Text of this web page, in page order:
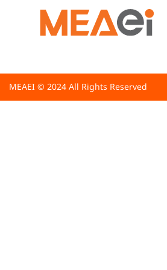
ประกาศ
พ.ศ.๒๕๖
MEAEI © 2024 All Rights Reserved